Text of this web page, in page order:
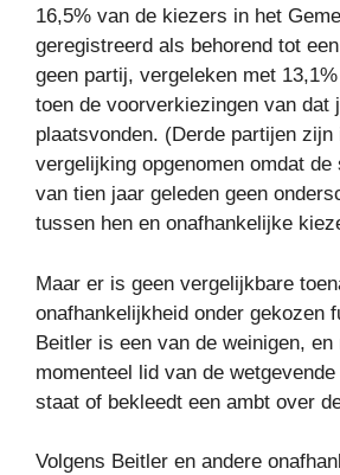
16,5% van de kiezers in het
geregistreerd als behorend tot
geen partij, vergeleken met
toen de voorverkiezingen van dat
plaatsvonden. (Derde partijen zijn
vergelijking opgenomen omdat de
van tien jaar geleden geen
tussen hen en onafhankelijke
Maar er is geen vergelijkbare
onafhankelijkheid onder gekozen
Beitler is een van de weinigen, en
momenteel lid van de
staat of bekleedt een ambt over
Volgens Beitler en andere